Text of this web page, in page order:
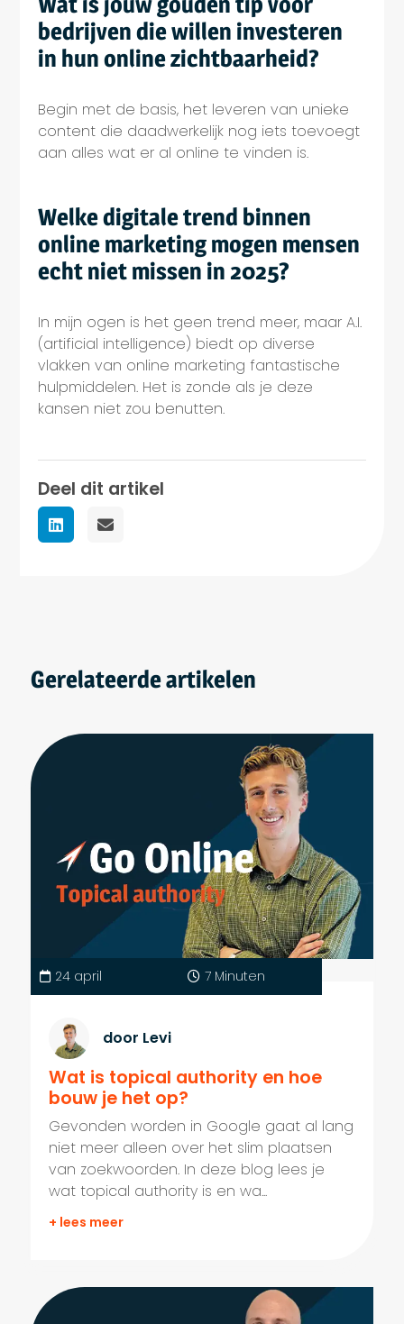
bedrijven die willen investeren
in hun online zichtbaarheid?
Begin met de basis, het leveren van unieke
content die daadwerkelijk nog iets toevoegt
aan alles wat er al online te vinden is.
Welke digitale trend binnen
online marketing mogen mensen
echt niet missen in 2025?
In mijn ogen is het geen trend meer, maar A.I.
(artificial intelligence) biedt op diverse
vlakken van online marketing fantastische
hulpmiddelen. Het is zonde als je deze
kansen niet zou benutten.
Deel dit artikel
Gerelateerde artikelen
24 april 7 Minuten
door Levi
Wat is topical authority en hoe
bouw je het op?
Gevonden worden in Google gaat al lang
niet meer alleen over het slim plaatsen
van zoekwoorden. In deze blog lees je
wat topical authority is en wa...
+ lees meer